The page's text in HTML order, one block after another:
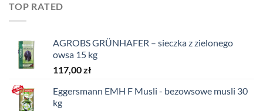
TOP RATED
AGROBS GRÜNHAFER – sieczka z zielonego
owsa 15 kg
117,00zł
Eggersmann EMH F Musli - bezowsowe musli 30
kg